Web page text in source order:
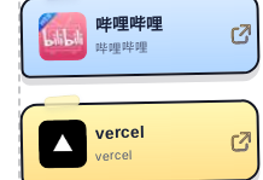
43 Mona Lisa
一寸春风，一寸枯荣
45 Countdown2.0
46 Spiritworks
VoxCPM：https://
能推出的新一代开源TTS
言，提供高保真、可控声
声书、游戏NPC等场景。
Perchance AI 图像生成器
哔哩哔哩
哔哩哔哩
vercel
vercel